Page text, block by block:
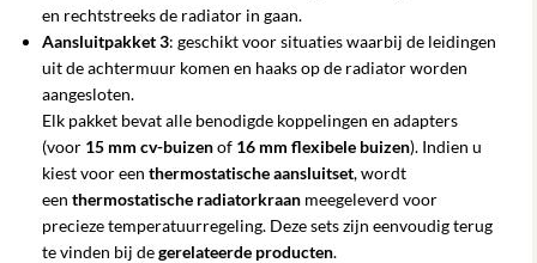
en rechtstreeks de radiator in gaan.
Aansluitpakket 3: geschikt voor situaties waarbij de leidingen
uit de achtermuur komen en haaks op de radiator worden
aangesloten.
Elk pakket bevat alle benodigde koppelingen en adapters
(voor 15 mm cv-buizenof 16 mm flexibele buizen). Indien u
kiest voor een thermostatische aansluitset, wordt
een thermostatische radiatorkraan meegeleverd voor
precieze temperatuurregeling. Deze sets zijn eenvoudig terug
te vinden bij degerelateerde producten.